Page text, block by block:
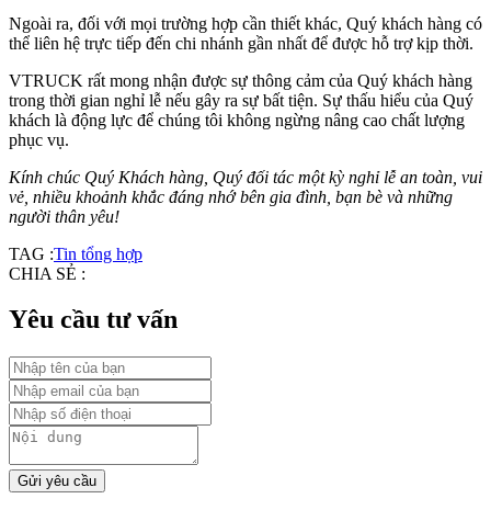
Ngoài ra, đối với mọi trường hợp cần thiết khác, Quý khách hàng có
thể liên hệ trực tiếp đến chi nhánh gần nhất để được hỗ trợ kịp thời.
VTRUCK rất mong nhận được sự thông cảm của Quý khách hàng
trong thời gian nghỉ lễ nếu gây ra sự bất tiện. Sự thấu hiểu của Quý
khách là động lực để chúng tôi không ngừng nâng cao chất lượng
phục vụ.
Kính chúc Quý Khách hàng, Quý đối tác một kỳ nghỉ lễ an toàn, vui
vẻ, nhiều khoảnh khắc đáng nhớ bên gia đình, bạn bè và những
người thân yêu!
TAG :Tin tổng hợp
CHIA SẺ :
Yêu cầu tư vấn
Gửi yêu cầu